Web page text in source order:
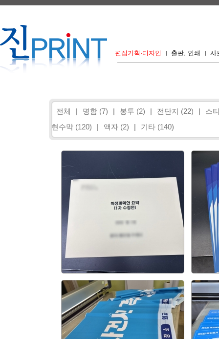
편집기획·디자인 출판, 인쇄 사
전체 | 명함 (7) | 봉투 (2) | 전단지 (22) |
스
현수막 (120)
| 액자 (2) | 기타 (140)